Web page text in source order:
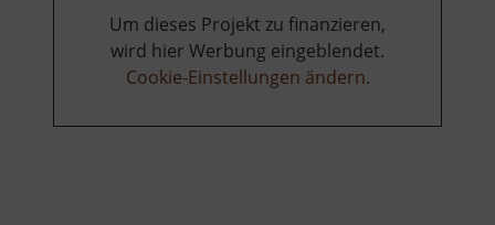
Um dieses Projekt zu finanzieren,
wird hier Werbung eingeblendet.
Cookie-Einstellungen ändern.